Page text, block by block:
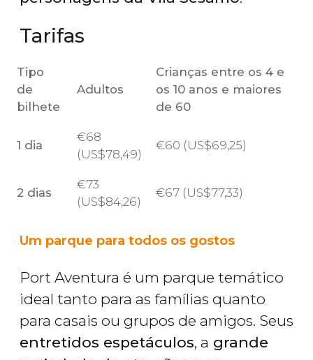
Tarifas
Tipo
de
bilhete
Adultos
Crianças entre os 4 e
os 10 anos e maiores
de 60
1 dia
€68
(US$78,49)
€60 (US$69,25)
2 dias
€73
(US$84,26)
€67 (US$77,33)
Um parque para todos os gostos
Port Aventura é um parque temático
ideal tanto para as famílias quanto
para casais ou grupos de amigos. Seus
entretidos espetáculos, a grande